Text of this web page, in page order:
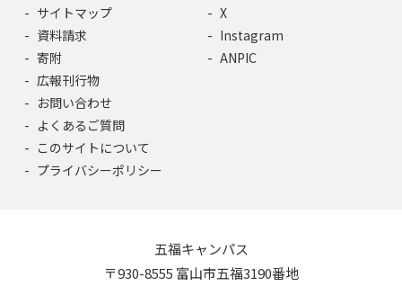
サイトマップ
資料請求
寄附
広報刊行物
お問い合わせ
よくあるご質問
このサイトについて
プライバシーポリシー
X
Instagram
ANPIC
五福キャンパス
〒930-8555 富山市五福3190番地